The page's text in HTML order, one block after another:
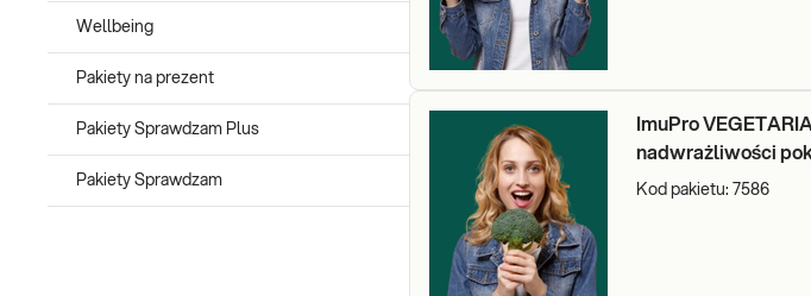
Wellbeing
Pakiety na prezent
Pakiety Sprawdzam Plus
Pakiety Sprawdzam
ImuPro
nadwrażliwości
Kod pakietu: 7586